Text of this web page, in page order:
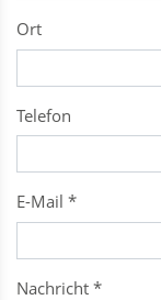
Ort
Telefon
E-Mail *
Nachricht *